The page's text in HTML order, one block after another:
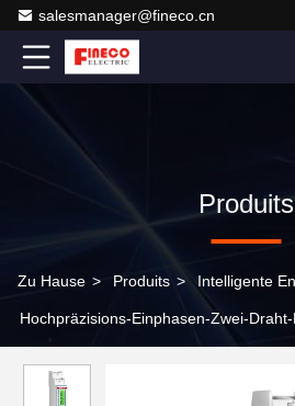
salesmanager@fineco.cn
Produits
Zu Hause > Produits > Intelligente
Hochpräzisions-Einphasen-Zwei-Draht-